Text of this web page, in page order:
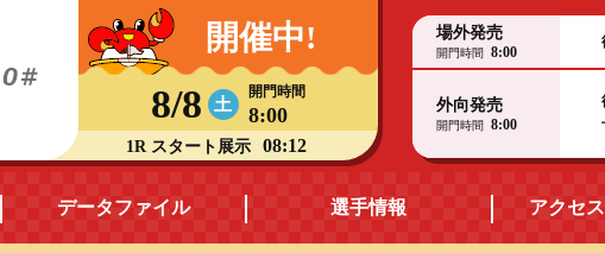
開催中!
8/8 土
開門時間
8:00
1R スタート展示 08:12
場外発売
開門時間 8:00
外向発売
開門時間 8:00
データファイル 選手情報 アクセ